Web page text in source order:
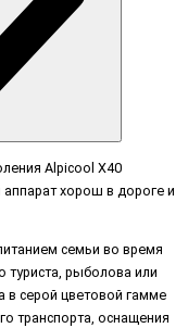
Alpicool X40
хорош в дороге и
семьи во время
туриста, рыболова или
в серой цветовой гамме
транспорта, оснащения